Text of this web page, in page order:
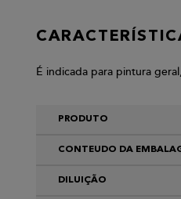
É indicada para pintura
PRODUTO
CONTEUDO DA
DILUIÇÃO